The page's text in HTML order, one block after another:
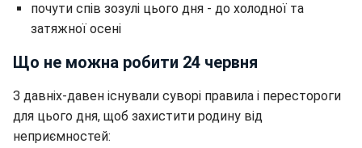
почути спів зозулі цього дня - до холодної та
затяжної осені
Що не можна робити 24 червня
З давніх-давен існували суворі правила і перестороги
для цього дня, щоб захистити родину від
неприємностей: